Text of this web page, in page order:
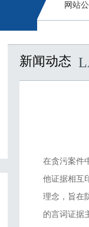
网站公
新闻动态
在贪污案件
他证据相互
理念，旨在
的言词证据